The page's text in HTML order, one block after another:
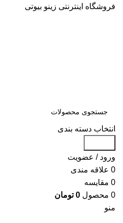
فروشگاه اینترنتی زینو بیوتی
انتخاب دسته بندی
ورود / عضویت
0 علاقه مندی
0 مقایسه
0 محصول 0 تومان
منو